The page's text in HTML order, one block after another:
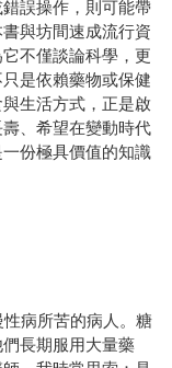
誤操作，則可能帶
與坊間速成流行資
不僅談論科學，更
是依賴藥物或保健
生活方式，正是啟
、希望在變動時代
份極具價值的知識
病所苦的病人。糖
長期服用大量藥